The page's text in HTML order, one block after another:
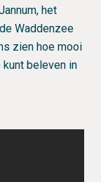
het
Waddenzee
zien hoe mooi
beleven in